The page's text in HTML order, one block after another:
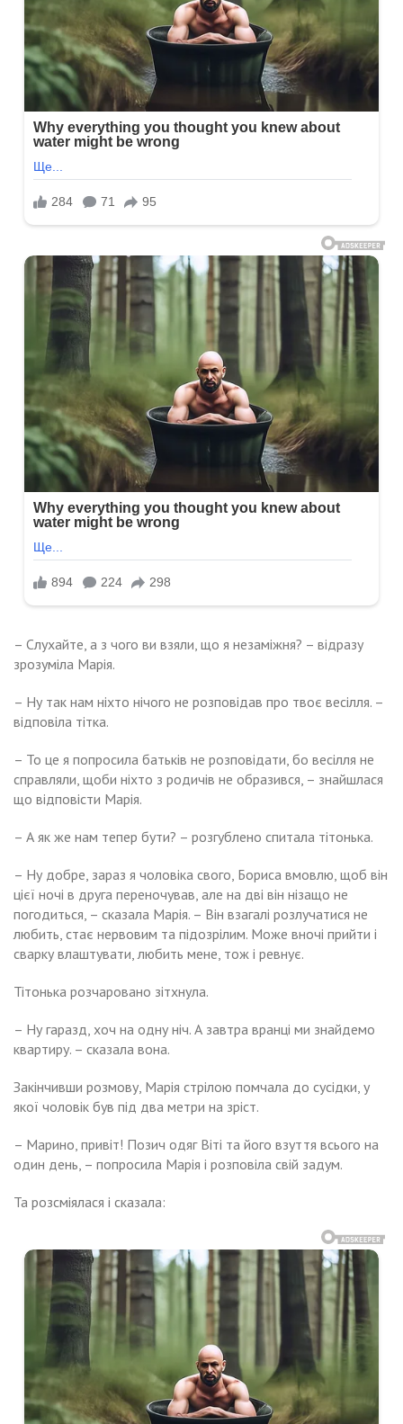
– Слухайте, а з чого ви взяли, що я незаміжня? – відразу
зрозуміла Марія.
– Ну так нам ніхто нічого не розповідав про твоє весілля. –
відповіла тітка.
– То це я попросила батьків не розповідати, бо весілля не
справляли, щоби ніхто з родичів не образився, – знайшлася
що відповісти Марія.
– А як же нам тепер бути? – розгублено спитала тітонька.
– Ну добре, зараз я чоловіка свого, Бориса вмовлю, щоб він
цієї ночі в друга переночував, але на дві він нізащо не
погодиться, – сказала Марія. – Він взагалі розлучатися не
любить, стає нервовим та підозрілим. Може вночі прийти і
сварку влаштувати, любить мене, тож і ревнує.
Тітонька розчаровано зітхнула.
– Ну гаразд, хоч на одну ніч. А завтра вранці ми знайдемо
квартиру. – сказала вона.
Закінчивши розмову, Марія стрілою помчала до сусідки, у
якої чоловік був під два метри на зріст.
– Марино, привіт! Позич одяг Віті та його взуття всього на
один день, – попросила Марія і розповіла свій задум.
Та розсміялася і сказала: